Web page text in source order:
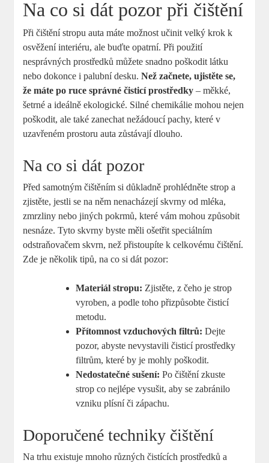
Na co si dát pozor při čištění
Při čištění stropu auta máte možnost učinit velký krok k
osvěžení interiéru, ale buďte opatrní. Při použití
nesprávných prostředků můžete snadno poškodit látku
nebo dokonce i palubní desku.Než začnete, ujistěte se,
že máte po ruce správné čisticí prostředky – měkké,
šetrné a ideálně ekologické. Silné chemikálie mohou nejen
poškodit, ale také zanechat nežádoucí pachy, které v
uzavřeném prostoru auta zůstávají dlouho.
Na co si dát pozor
Před samotným čištěním si důkladně prohlédněte strop a
zjistěte, jestli se na něm nenacházejí skvrny od mléka,
zmrzliny nebo jiných pokrmů, které vám mohou způsobit
nesnáze. Tyto skvrny byste měli ošetřit speciálním
odstraňovačem skvrn, než přistoupíte k celkovému čištění.
Zde je několik tipů, na co si dát pozor:
Materiál stropu: Zjistěte, z čeho je strop
vyroben, a podle toho přizpůsobte čisticí
metodu.
Přítomnost vzduchových filtrů: Dejte
pozor, abyste nevystavili čisticí prostředky
filtrům, které by je mohly poškodit.
Nedostatečné sušení: Po čištění zkuste
strop co nejlépe vysušit, aby se zabránilo
vzniku plísní či zápachu.
Doporučené techniky čištění
Na trhu existuje mnoho různých čistících prostředků a